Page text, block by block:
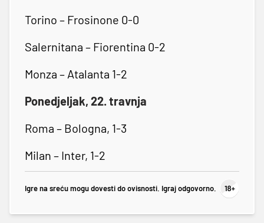
Torino – Frosinone 0-0
Salernitana – Fiorentina 0-2
Monza – Atalanta 1-2
Ponedjeljak, 22. travnja
Roma – Bologna, 1-3
Milan – Inter, 1-2
Igre na sreću mogu dovesti do ovisnosti. Igraj odgovorno.